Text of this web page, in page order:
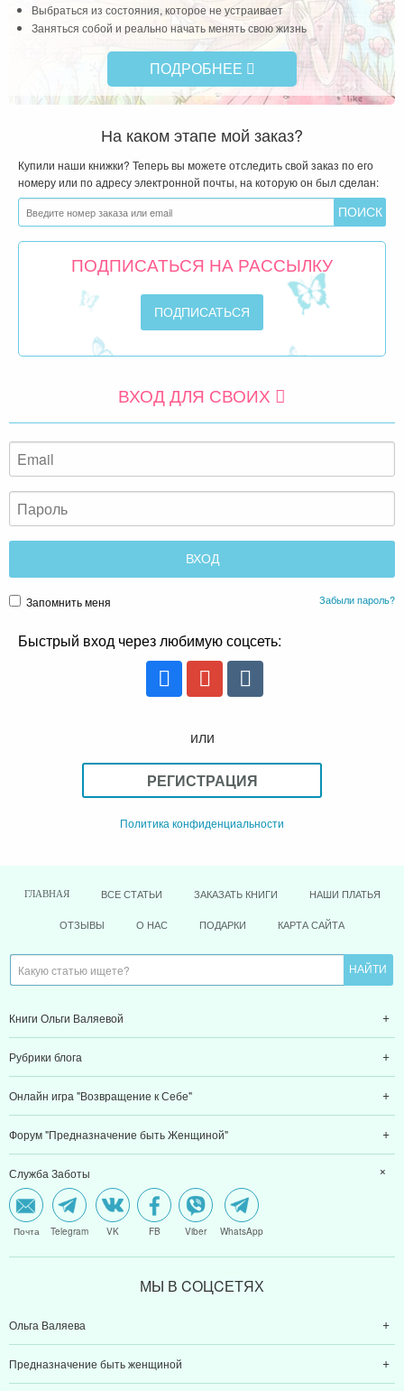
Выбраться из состояния, которое не устраивает
Заняться собой и реально начать менять свою жизнь
ПОДРОБНЕЕ
На каком этапе мой заказ?
Купили наши книжки? Теперь вы можете отследить свой заказ по его
номеру или по адресу электронной почты, на которую он был сделан:
ПОДПИСАТЬСЯ НА РАССЫЛКУ
ВХОД ДЛЯ СВОИХ
Запомнить меня Забыли пароль?
Быстрый вход через любимую соцсеть:
или
РЕГИСТРАЦИЯ
Политика конфиденциальности
ГЛАВНАЯ ВСЕ СТАТЬИ ЗАКАЗАТЬ КНИГИ НАШИ ПЛАТЬЯ
ОТЗЫВЫ О НАС ПОДАРКИ КАРТА САЙТА
Книги Ольги Валяевой
Рубрики блога
Онлайн игра "Возвращение к Себе"
Форум "Предназначение быть Женщиной"
Служба Заботы
Почта Telegram VK FB Viber WhatsApp
МЫ В CОЦCЕТЯХ
Ольга Валяева
Предназначение быть женщиной